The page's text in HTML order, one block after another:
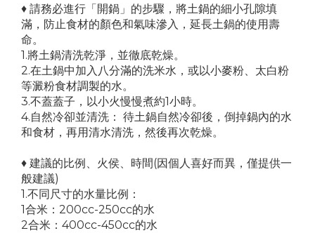
♦ 請務必進行「開鍋」的步驟，將土鍋的細小孔隙填
滿，防止食材的顏色和氣味滲入，延長土鍋的使用壽
命。
1.將土鍋清洗乾淨，並徹底乾燥。
2.在土鍋中加入八分滿的洗米水，或以小麥粉、太白粉
等澱粉食材調製的水。
3.不蓋蓋子，以小火慢慢煮約1小時。
4.自然冷卻並清洗： 待土鍋自然冷卻後，倒掉鍋內的水
和食材，再用清水清洗，然後再次乾燥。
♦ 建議的比例、火侯、時間(因個人喜好而異，僅提供一
般建議)
1.不同尺寸的水量比例：
1合米：200cc-250cc的水
2合米：400cc-450cc的水